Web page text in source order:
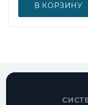
В КОРЗИНУ